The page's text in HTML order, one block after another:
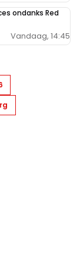
ondanks Red
Vandaag, 14:45